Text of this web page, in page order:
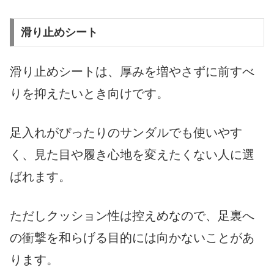
滑り止めシート
滑り止めシートは、厚みを増やさずに前すべ
りを抑えたいとき向けです。
足入れがぴったりのサンダルでも使いやす
く、見た目や履き心地を変えたくない人に選
ばれます。
ただしクッション性は控えめなので、足裏へ
の衝撃を和らげる目的には向かないことがあ
ります。